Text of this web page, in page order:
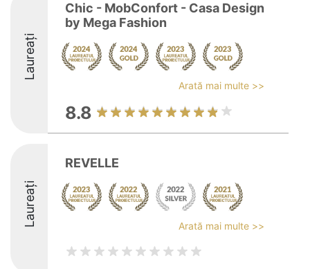
Laureați
Chic - MobConfort - Casa Design
by Mega Fashion
Arată mai multe >>
8.8
Laureați
REVELLE
Arată mai multe >>